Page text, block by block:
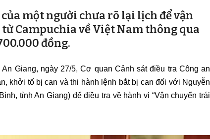
một người chưa rõ lại lịch để vận
Campuchia về Việt Nam thông qua
đồng.
Giang, ngày 27/5, Cơ quan Cảnh sát điều tra Công an
khởi tố bị can và thi hành lệnh bắt bị can đối với Nguyễn
tỉnh An Giang) để điều tra về hành vi “Vận chuyển trái